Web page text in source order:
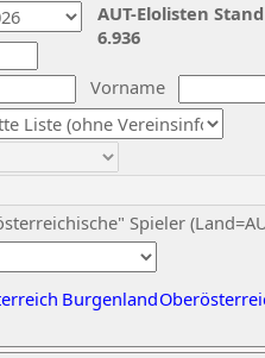
Vorname
Spieler
Burgenland
AUT-Elolisten
6.936